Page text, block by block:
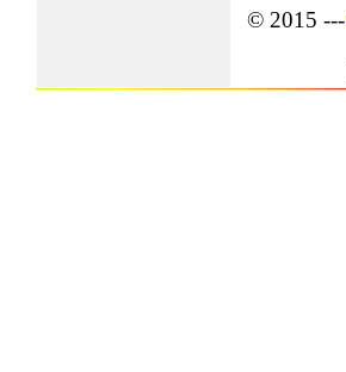
© 2015 ---